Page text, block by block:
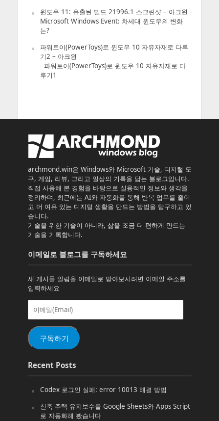
윈도우 11: 유출된 빌드 21996.1 스크린샷 – 아크윈 -
Microsoft Windows Event: 차세대 윈도우의 변화
는?
파워토이(PowerToys)로 윈도우 10 자유자재로 다루
기2 – 아크윈
- 파워토이(PowerToys)로 윈도우 10 자유자재로 다
루기1
archmond.win은 Windows와 Microsoft 기술, 디지털 도
구, 게임, 리뷰, 그리고 일상의 기록을 담는 블로그입니다.
직접 사용해 본 경험을 바탕으로 실용적인 정보와 생각을
정리하며, 최근에는 AI와 자동화를 통해 반복 업무를 줄이
고 더 여유 있는 디지털 생활을 만드는 방법을 탐구하고 있
습니다.
기술을 위한 기술이 아니라, 삶을 조금 더 편하게 만드는
기술을 기록합니다.
이메일로 블로그를 구독하세요
새 게시물 알림을 이메일로 받아보시려면 이메일 주소를
입력하세요
이
일
(Email)
구독하기
Recent Posts
Codex 로그인 실패: error 10013 해결 방법
신축 주택 유지보수를 Google Sheets와 Apps Script
로 자동화해 봤습니다